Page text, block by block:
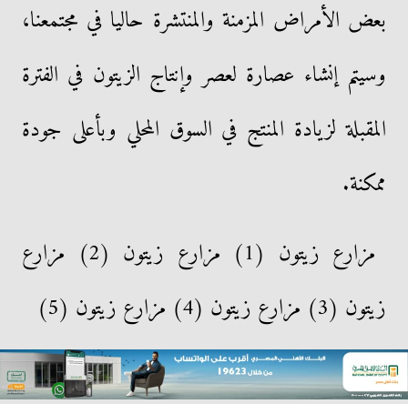
بعض الأمراض المزمنة والمنتشرة حاليا في مجتمعنا،
وسيتم إنشاء عصارة لعصر وإنتاج الزيتون في الفترة
المقبلة لزيادة المنتج في السوق المحلي وبأعلى جودة
ممكنة.
مزارع زيتون (1) مزارع زيتون (2) مزارع
زيتون (3) مزارع زيتون (4) مزارع زيتون (5)